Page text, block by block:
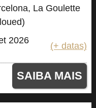
La Goulette
2026
(+ datas)
SAIBA MAIS